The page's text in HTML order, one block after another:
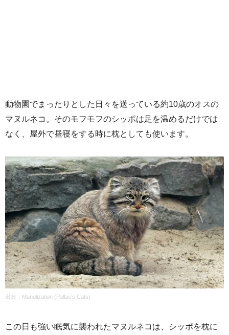
動物園でまったりとした日々を送っている約10歳のオスの
マヌルネコ。そのモフモフのシッポは足を温めるだけでは
なく、屋外で昼寝をする時に枕としても使います。
出典： Manulization (Pallas’s Cats)
この日も強い眠気に襲われたマヌルネコは、シッポを枕に